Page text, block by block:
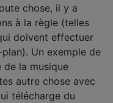
chose, il y a
à la règle (telles
doivent effectuer
Un exemple de
de la musique
autre chose avec
télécharge du